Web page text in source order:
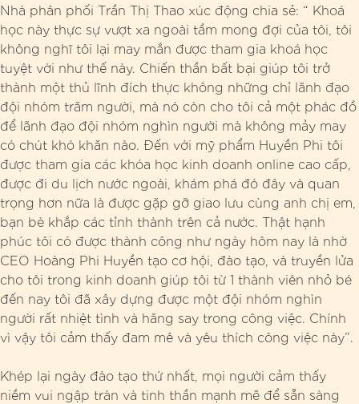
Nhà phân phối Trần Thị Thao xúc động chia sẻ: “ Khoá
học này thực sự vượt xa ngoài tầm mong đợi của tôi, tôi
không nghĩ tôi lại may mắn được tham gia khoá học
tuyệt vời như thế này. Chiến thần bất bại giúp tôi trở
thành một thủ lĩnh đích thực không những chỉ lãnh đạo
đội nhóm trăm người, mà nó còn cho tôi cả một phác đồ
để lãnh đạo đội nhóm nghìn người mà không mảy may
có chút khó khăn nào. Đến với mỹ phẩm Huyền Phi tôi
được tham gia các khóa học kinh doanh online cao cấp,
được đi du lịch nước ngoài, khám phá đó đây và quan
trọng hơn nữa là được gặp gỡ giao lưu cùng anh chị em,
bạn bè khắp các tỉnh thành trên cả nước. Thật hạnh
phúc tôi có được thành công như ngày hôm nay là nhờ
CEO Hoàng Phi Huyền tạo cơ hội, đào tạo, và truyền lửa
cho tôi trong kinh doanh giúp tôi từ 1 thành viên nhỏ bé
đến nay tôi đã xây dựng được một đội nhóm nghìn
người rất nhiệt tình và hăng say trong công việc. Chính
vì vậy tôi cảm thấy đam mê và yêu thích công việc này”.
Khép lại ngày đào tạo thứ nhất, mọi người cảm thấy
niềm vui ngập tràn và tinh thần mạnh mẽ để sẵn sàng